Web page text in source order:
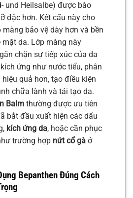
und Heilsalbe) được bào
đặc hơn. Kết cấu này cho
bảo vệ dày hơn và bền
mặt da. Lớp màng này
chặn sự tiếp xúc của da
ứng như nước tiểu, phân
quả hơn, tạo điều kiện
chữa lành và tái tạo da.
Balm thường được ưu tiên
bắt đầu xuất hiện các dấu
kích ứng da, hoặc cần phục
trường hợp nứt cổ gà ở
Bepanthen Đúng Cách